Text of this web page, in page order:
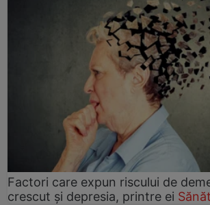
Factori care expun riscului de
crescut şi depresia, printre ei